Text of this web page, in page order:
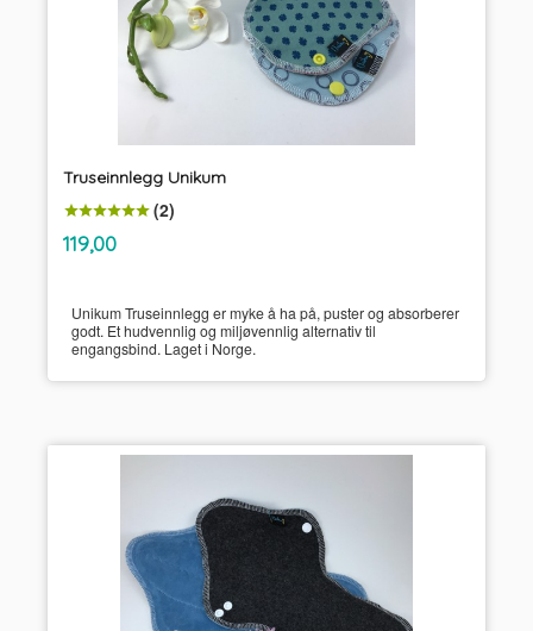
Truseinnlegg Unikum
(2)
Pris
119,00mva.
Unikum Truseinnlegg er myke å ha på, puster og absorberer
godt. Et hudvennlig og miljøvennlig alternativ til
engangsbind. Laget i Norge.